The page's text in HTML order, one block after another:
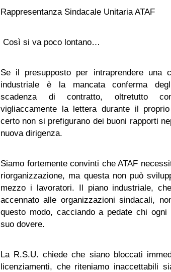
Rappresentanza Sindacale Unitaria ATAF
Così si va poco lontano…
Se il presupposto per intraprendere una
industriale è la mancata conferma
scadenza di contratto, oltretutto
vigliaccamente la lettera durante il
certo non si prefigurano dei buoni rapporti
nuova dirigenza.
Siamo fortemente convinti che ATAF
riorganizzazione, ma questa non può
mezzo i lavoratori. Il piano industriale,
accennato alle organizzazioni sindacali,
questo modo, cacciando a pedate chi
suo dovere.
La R.S.U. chiede che siano bloccati
licenziamenti, che riteniamo inaccettabili